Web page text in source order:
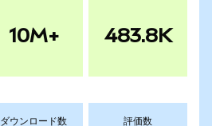
10M+ 483.8K
ダウンロード数 評価数